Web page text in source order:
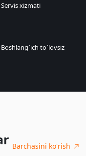
Servis xizmati
Boshlang`ich to`lovsiz
Barchasini ko'rish